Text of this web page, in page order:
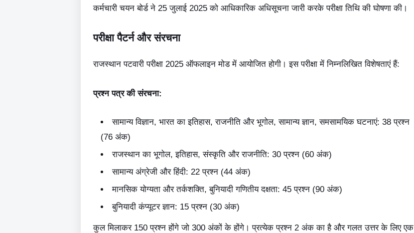
कर्मचारी चयन बोर्ड ने 25 जुलाई 2025 को आधिकारिक अधिसूचना जारी करके परीक्षा तिथि की घोषणा की।
परीक्षा पैटर्न और संरचना
राजस्थान पटवारी परीक्षा 2025 ऑफलाइन मोड में आयोजित होगी। इस परीक्षा में निम्नलिखित विशेषताएं हैं:
प्रश्न पत्र की संरचना:
सामान्य विज्ञान, भारत का इतिहास, राजनीति और भूगोल, सामान्य ज्ञान, समसामयिक घटनाएं: 38 प्रश्न
(76 अंक)
राजस्थान का भूगोल, इतिहास, संस्कृति और राजनीति: 30 प्रश्न (60 अंक)
सामान्य अंग्रेजी और हिंदी: 22 प्रश्न (44 अंक)
मानसिक योग्यता और तर्कशक्ति, बुनियादी गणितीय दक्षता: 45 प्रश्न (90 अंक)
बुनियादी कंप्यूटर ज्ञान: 15 प्रश्न (30 अंक)
कुल मिलाकर 150 प्रश्न होंगे जो 300 अंकों के होंगे। प्रत्येक प्रश्न 2 अंक का है और गलत उत्तर के लिए एक